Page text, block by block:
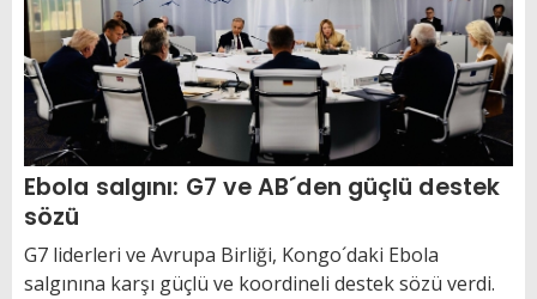
Ebola salgını: G7 ve AB´den güçlü destek
sözü
G7 liderleri ve Avrupa Birliği, Kongo´daki Ebola
salgınına karşı güçlü ve koordineli destek sözü verdi.